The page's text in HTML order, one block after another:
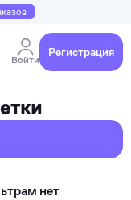
Войти
Регистрация
нет